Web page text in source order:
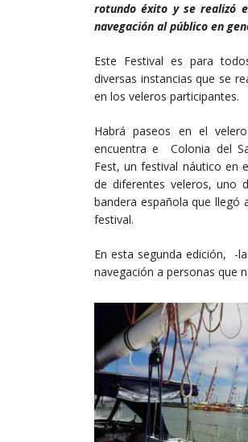
rotundo éxito y se realizó
navegación al público en
Este Festival es para
diversas instancias que se
en los veleros participantes.
Habrá paseos en el
encuentra e Colonia del
Fest, un festival náutico en
de diferentes veleros, uno
bandera española que llegó
festival.
En esta segunda edición, -
navegación a personas que